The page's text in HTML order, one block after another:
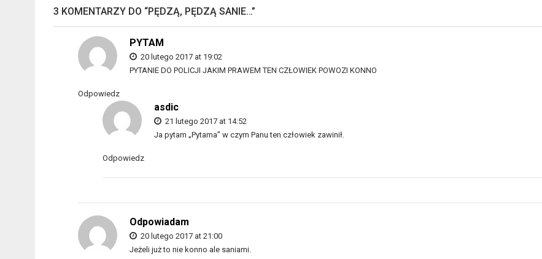
3 KOMENTARZY DO “PĘDZĄ, PĘDZĄ SANIE…”
PYTAM
20 lutego 2017 at 19:02
PYTANIE DO POLICJI JAKIM PRAWEM TEN CZŁOWIEK POWOZI KONNO
Odpowiedz
asdic
21 lutego 2017 at 14:52
Ja pytam „Pytama” w czym Panu ten człowiek zawinił.
Odpowiedz
Odpowiadam
20 lutego 2017 at 21:00
Jeżeli już to nie konno ale saniami.